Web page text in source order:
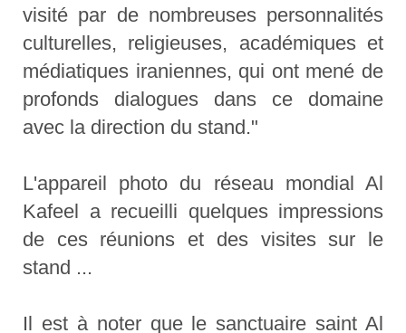
visité par de nombreuses personnalités
culturelles, religieuses, académiques et
médiatiques iraniennes, qui ont mené de
profonds dialogues dans ce domaine
avec la direction du stand."
L'appareil photo du réseau mondial Al
Kafeel a recueilli quelques impressions
de ces réunions et des visites sur le
stand ...
Il est à noter que le sanctuaire saint Al